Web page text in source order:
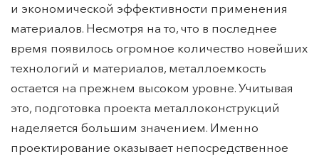
и экономической эффективности применения
материалов. Несмотря на то, что в последнее
время появилось огромное количество новейших
технологий и материалов, металлоемкость
остается на прежнем высоком уровне. Учитывая
это, подготовка проекта металлоконструкций
наделяется большим значением. Именно
проектирование оказывает непосредственное